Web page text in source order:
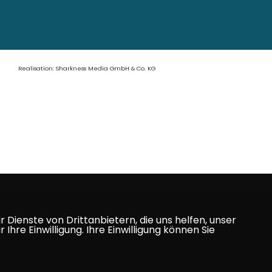
Realisation: Sharkness Media GmbH & Co. KG
Dienste von Drittanbietern, die uns helfen, unser
Einwilligung. Ihre Einwilligung können Sie